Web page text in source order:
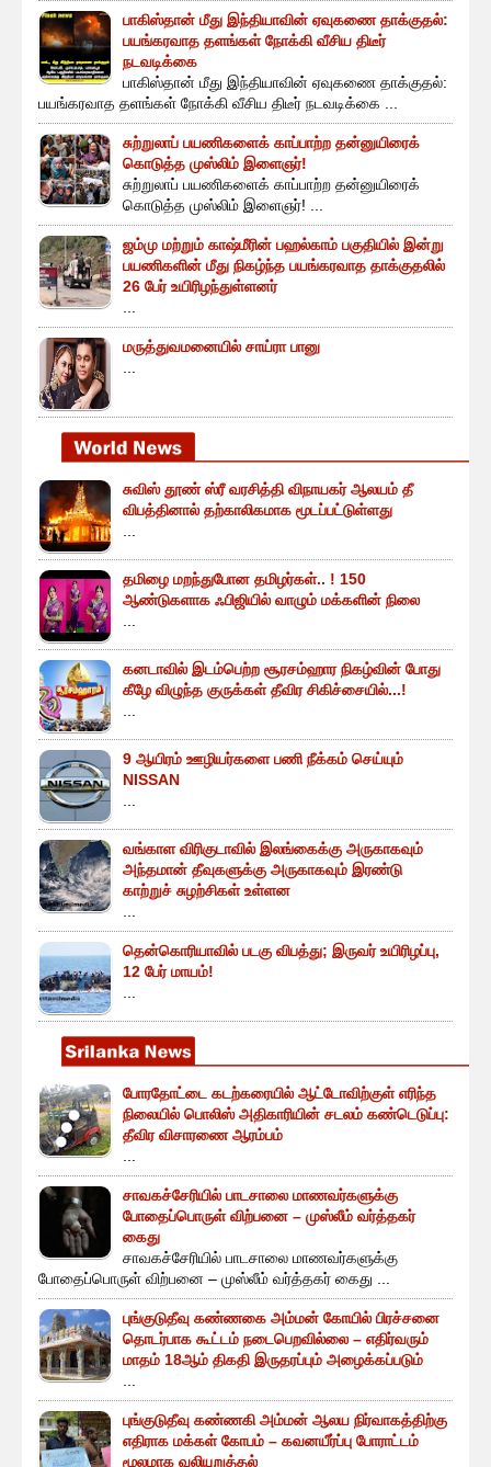
பாகிஸ்தான் மீது இந்தியாவின் ஏவுகணை தாக்குதல்:
பயங்கரவாத தளங்கள் நோக்கி வீசிய திடீர்
நடவடிக்கை
பாகிஸ்தான் மீது இந்தியாவின் ஏவுகணை தாக்குதல்:
பயங்கரவாத தளங்கள் நோக்கி வீசிய திடீர் நடவடிக்கை ...
சுற்றுலாப் பயணிகளைக் காப்பாற்ற தன்னுயிரைக்
கொடுத்த முஸ்லிம் இளைஞர்!
சுற்றுலாப் பயணிகளைக் காப்பாற்ற தன்னுயிரைக்
கொடுத்த முஸ்லிம் இளைஞர்! ...
ஜம்மு மற்றும் காஷ்மீரின் பஹல்காம் பகுதியில் இன்று
பயணிகளின் மீது நிகழ்ந்த பயங்கரவாத தாக்குதலில்
26 பேர் உயிரிழந்துள்ளனர்
மருத்துவமனையில் சாய்ரா பானு
சுவிஸ் தூண் ஸ்ரீ வரசித்தி விநாயகர் ஆலயம் தீ
விபத்தினால் தற்காலிகமாக மூடப்பட்டுள்ளது
தமிழை மறந்துபோன தமிழர்கள்.. ! 150
ஆண்டுகளாக ஃபிஜியில் வாழும் மக்களின் நிலை
கனடாவில் இடம்பெற்ற சூரசம்ஹார நிகழ்வின் போது
கீழே விழுந்த குருக்கள் தீவிர சிகிச்சையில்...!
9 ஆயிரம் ஊழியர்களை பணி நீக்கம் செய்யும்
NISSAN
வங்காள விரிகுடாவில் இலங்கைக்கு அருகாகவும்
அந்தமான் தீவுகளுக்கு அருகாகவும் இரண்டு
காற்றுச் சுழற்சிகள் உள்ளன
தென்கொரியாவில் படகு விபத்து; இருவர் உயிரிழப்பு,
12 பேர் மாயம்!
போரதோட்டை கடற்கரையில் ஆட்டோவிற்குள் எரிந்த
நிலையில் பொலிஸ் அதிகாரியின் சடலம் கண்டெடுப்பு:
தீவிர விசாரணை ஆரம்பம்
சாவகச்சேரியில் பாடசாலை மாணவர்களுக்கு
போதைப்பொருள் விற்பனை – முஸ்லீம் வர்த்தகர்
கைது
சாவகச்சேரியில் பாடசாலை மாணவர்களுக்கு
போதைப்பொருள் விற்பனை – முஸ்லீம் வர்த்தகர் கைது ...
புங்குடுதீவு கண்ணகை அம்மன் கோயில் பிரச்சனை
தொடர்பாக கூட்டம் நடைபெறவில்லை – எதிர்வரும்
மாதம் 18ஆம் திகதி இருதரப்பும் அழைக்கப்படும்
புங்குடுதீவு கண்ணகி அம்மன் ஆலய நிர்வாகத்திற்கு
எதிராக மக்கள் கோபம் – கவனயீர்ப்பு போராட்டம்
மூலமாக வலியுறுத்தல்